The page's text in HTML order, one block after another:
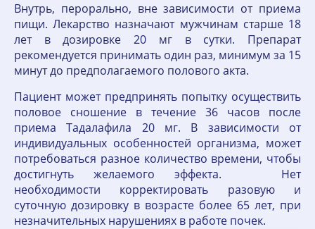
Внутрь, перорально, вне зависимости от приема
пищи. Лекарство назначают мужчинам старше 18
лет в дозировке 20 мг в сутки. Препарат
рекомендуется принимать один раз, минимум за 15
минут до предполагаемого полового акта.
Пациент может предпринять попытку осуществить
половое сношение в течение 36 часов после
приема Тадалафила 20 мг. В зависимости от
индивидуальных особенностей организма, может
потребоваться разное количество времени, чтобы
достигнуть желаемого эффекта. Нет
необходимости корректировать разовую и
суточную дозировку в возрасте более 65 лет, при
незначительных нарушениях в работе почек.